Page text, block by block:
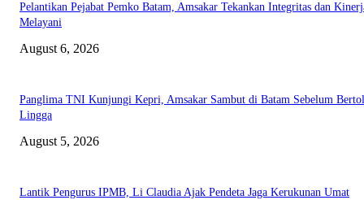
Pelantikan Pejabat Pemko Batam, Amsakar Tekankan Integritas dan
Melayani
August 6, 2026
Panglima TNI Kunjungi Kepri, Amsakar Sambut di Batam Sebelum
Lingga
August 5, 2026
Lantik Pengurus IPMB, Li Claudia Ajak Pendeta Jaga Kerukunan Umat